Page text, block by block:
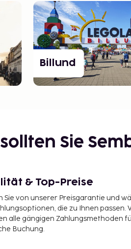
Billund
Sie
& Top-Preise
Sie von unserer Preisgarantie und
die zu Ihnen passen.
alle gängigen Zahlungsmethoden
Buchung.